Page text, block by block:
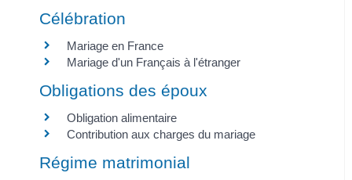
Célébration
Mariage en France
Mariage d'un Français à l'étranger
Obligations des époux
Obligation alimentaire
Contribution aux charges du mariage
Régime matrimonial